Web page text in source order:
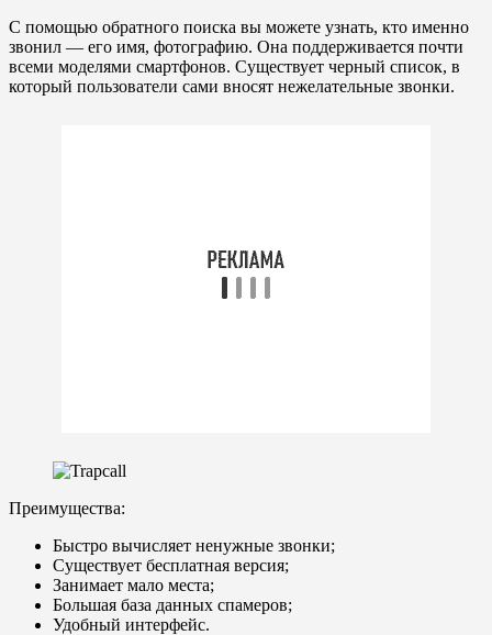
С помощью обратного поиска вы можете узнать, кто именно
звонил — его имя, фотографию. Она поддерживается почти
всеми моделями смартфонов. Существует черный список, в
который пользователи сами вносят нежелательные звонки.
Преимущества:
Быстро вычисляет ненужные звонки;
Существует бесплатная версия;
Занимает мало места;
Большая база данных спамеров;
Удобный интерфейс.